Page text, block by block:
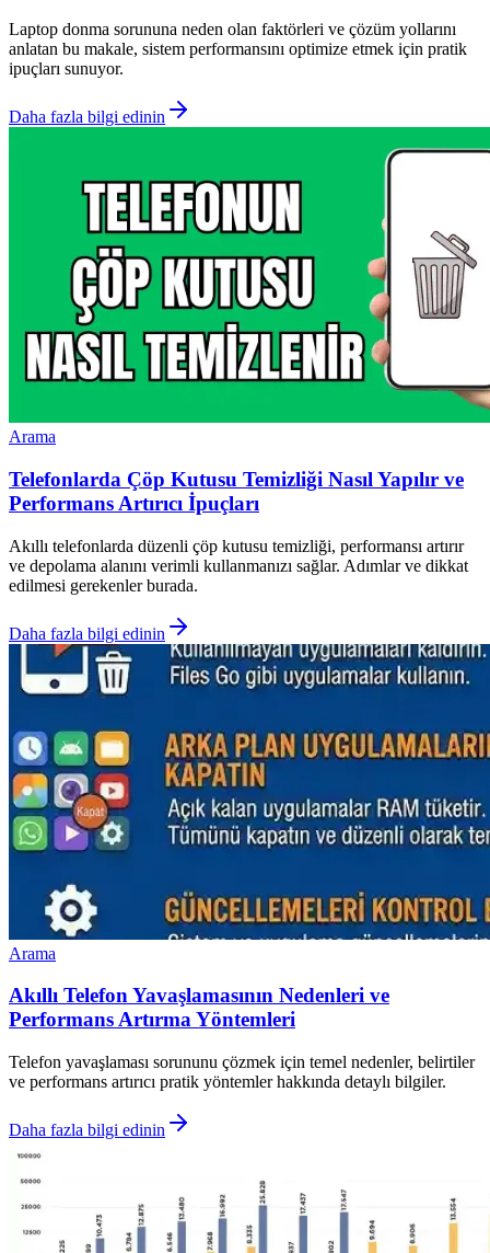
Laptop donma sorununa neden olan faktörleri ve çözüm yollarını
anlatan bu makale, sistem performansını optimize etmek için pratik
ipuçları sunuyor.
Daha fazla bilgi edinin
Arama
Telefonlarda Çöp Kutusu Temizliği Nasıl Yapılır ve
Performans Artırıcı İpuçları
Akıllı telefonlarda düzenli çöp kutusu temizliği, performansı artırır
ve depolama alanını verimli kullanmanızı sağlar. Adımlar ve dikkat
edilmesi gerekenler burada.
Daha fazla bilgi edinin
Arama
Akıllı Telefon Yavaşlamasının Nedenleri ve
Performans Artırma Yöntemleri
Telefon yavaşlaması sorununu çözmek için temel nedenler, belirtiler
ve performans artırıcı pratik yöntemler hakkında detaylı bilgiler.
Daha fazla bilgi edinin